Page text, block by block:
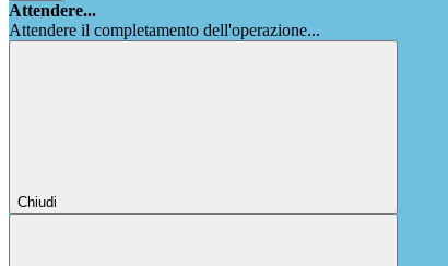
Attendere...
Attendere il completamento dell'operazione...
Chiudi